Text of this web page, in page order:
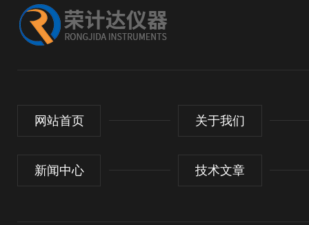
网站首页 关于我们
新闻中心 技术文章